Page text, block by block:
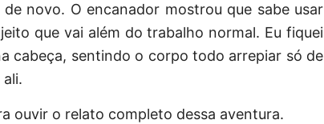
novo. O encanador mostrou que sabe usar
que vai além do trabalho normal. Eu fiquei
cabeça, sentindo o corpo todo arrepiar só de
ouvir o relato completo dessa aventura.